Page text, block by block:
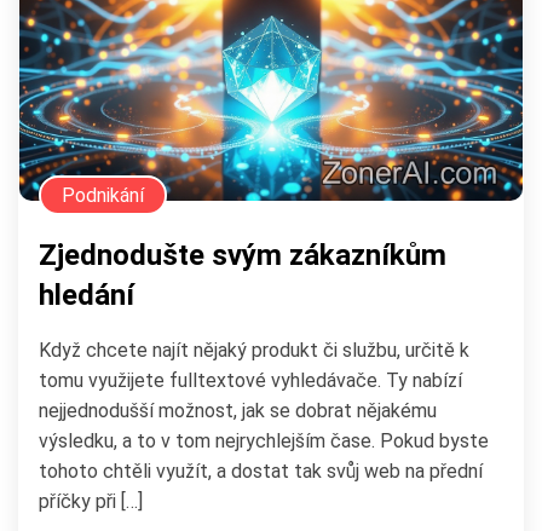
Podnikání
Zjednodušte svým zákazníkům
hledání
Když chcete najít nějaký produkt či službu, určitě k
tomu využijete fulltextové vyhledávače. Ty nabízí
nejjednodušší možnost, jak se dobrat nějakému
výsledku, a to v tom nejrychlejším čase. Pokud byste
tohoto chtěli využít, a dostat tak svůj web na přední
příčky při […]